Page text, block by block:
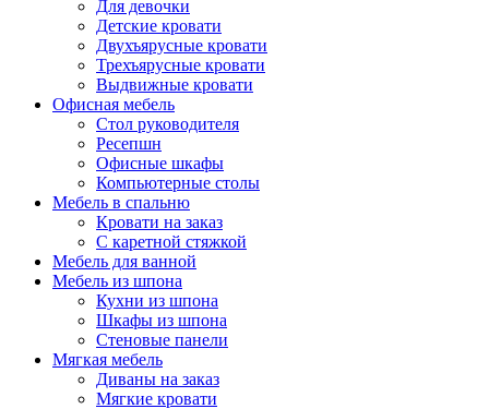
Для девочки
Детские кровати
Двухъярусные кровати
Трехъярусные кровати
Выдвижные кровати
Офисная мебель
Стол руководителя
Ресепшн
Офисные шкафы
Компьютерные столы
Мебель в спальню
Кровати на заказ
С каретной стяжкой
Мебель для ванной
Мебель из шпона
Кухни из шпона
Шкафы из шпона
Стеновые панели
Мягкая мебель
Диваны на заказ
Мягкие кровати